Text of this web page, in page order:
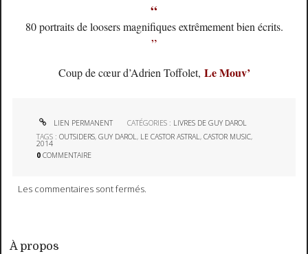
“
80 portraits de loosers magnifiques extrêmement bien écrits.
”
Coup de cœur d’Adrien Toffolet, Le Mouv’
LIEN PERMANENT CATÉGORIES : LIVRES DE GUY DAROL
TAGS :OUTSIDERS,GUY DAROL, LE CASTOR ASTRAL,CASTOR MUSIC,
2014
0 COMMENTAIRE
Les commentaires sont fermés.
À propos